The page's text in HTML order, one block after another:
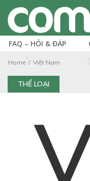
FAQ – HỎI & ĐÁP
Home Việt Nam
THỂ LOẠI